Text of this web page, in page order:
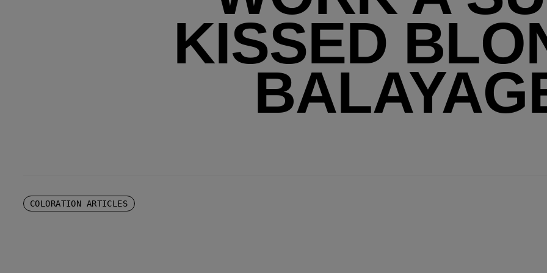
KISSED
COLORATION ARTICLES